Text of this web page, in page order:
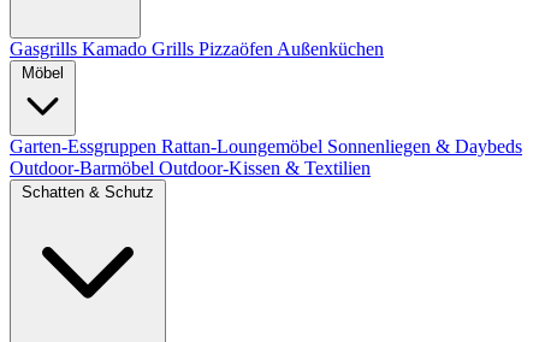
Gasgrills Kamado Grills Pizzaöfen Außenküchen
Garten-Essgruppen Rattan-Loungemöbel Sonnenliegen & Daybeds
Outdoor-Barmöbel Outdoor-Kissen & Textilien